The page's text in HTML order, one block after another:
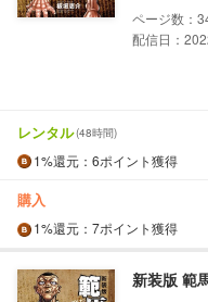
配信日：
レンタル(48時間)
1%還元 ：6ポイント獲得
購入
1%還元 ：7ポイント獲得
新装版 範